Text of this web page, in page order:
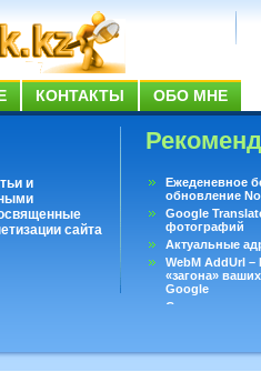
КОНТАКТЫ ОБО МНЕ
и
сайта
Ежеденевное
обновление
Google
фотографий
Актуальные
WebM AddUrl
«загона»
Google
Существует